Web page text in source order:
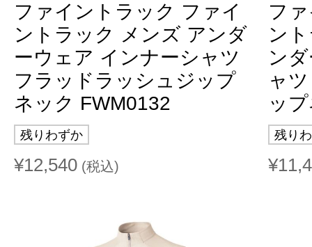
ファイントラック ファイ
ントラック メンズ アンダ
ーウェア インナーシャツ
フラッドラッシュジップ
ネック FWM0132
残りわずか
¥12,540 (税込)
フ
ン
ン
ャ
ッ
残り